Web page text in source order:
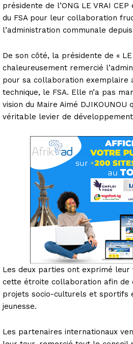
présidente de l’ONG LE VRAI
du FSA pour leur collaboration
l’administration communale depuis
De son côté, la présidente de « LE
chaleureusement remercié
pour sa collaboration exemplaire
technique, le FSA. Elle n’a pas
vision du Maire Aimé DJIKOUNOU
véritable levier de
Les deux parties ont exprimé
cette étroite collaboration afin de
projets socio-culturels et sportifs
jeunesse.
Les partenaires internationaux